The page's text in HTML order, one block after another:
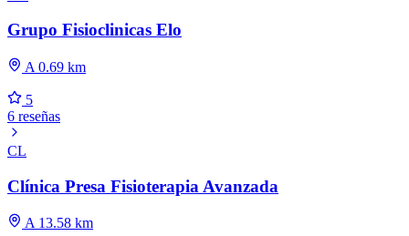
Grupo Fisioclinicas Elo
A 0.69 km
5
6 reseñas
CL
Clínica Presa Fisioterapia Avanzada
A 13.58 km